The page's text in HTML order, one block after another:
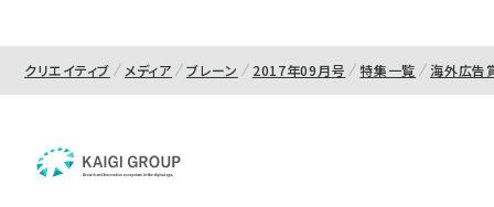
クリエイティブ メディア ブレーン 2017年09月号 特集一覧 海外広告